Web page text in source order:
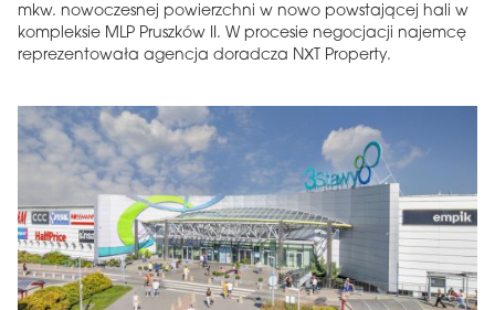
mkw. nowoczesnej powierzchni w nowo powstającej hali w
kompleksie MLP Pruszków II. W procesie negocjacji najemcę
reprezentowała agencja doradcza NXT Property.